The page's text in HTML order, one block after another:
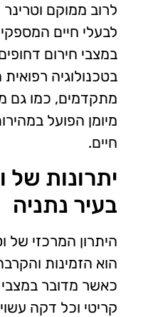
לרוב ממוקם וטרינר
לבעלי חיים
במצבי חירום
בטכנולוגיה רפואית
מתקדמים, כמו גם
מיומן הפועל
חיים.
יתרונות של
בעיר נתניה
היתרון המרכזי של
הוא הזמינות
כאשר מדובר במצבי
קריטי וכל דקה